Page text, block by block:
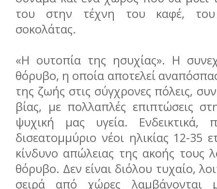
του στην τέχνη του καφέ, του
σοκολάτας.
«Η ουτοπία της ησυχίας». Η
θόρυβο, η οποία αποτελεί
της ζωής στις σύγχρονες πόλεις,
βίας, με πολλαπλές επιπτώσεις
ψυχική μας υγεία.
δισεατομμύριο νέοι ηλικίας 12-35
κίνδυνο απώλειας της ακοής τους
θόρυβο. Δεν είναι διόλου τυχαίο,
σειρά από χώρες λαμβάνονται